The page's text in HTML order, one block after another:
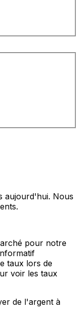
aujourd'hui. Nous
pour notre
taux lors de
voir les taux
de l'argent à